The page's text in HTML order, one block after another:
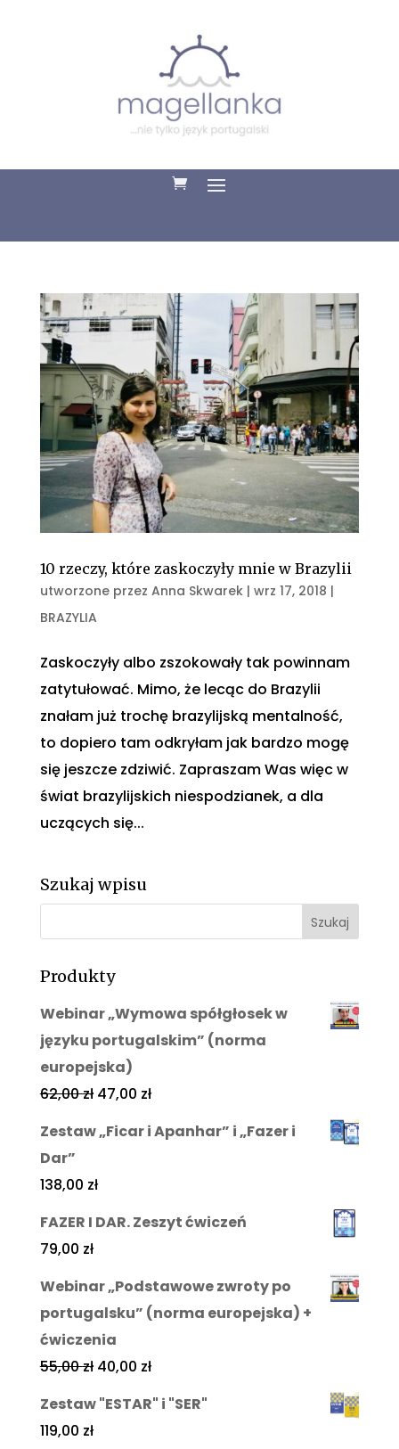
10 rzeczy, które zaskoczyły mnie w Brazylii
utworzone przez Anna Skwarek| wrz 17, 2018 |
BRAZYLIA
Zaskoczyły albo zszokowały tak powinnam
zatytułować. Mimo, że lecąc do Brazylii
znałam już trochę brazylijską mentalność,
to dopiero tam odkryłam jak bardzo mogę
się jeszcze zdziwić. Zapraszam Was więc w
świat brazylijskich niespodzianek, a dla
uczących się...
Szukaj wpisu
Produkty
Webinar „Wymowa spółgłosek w
języku portugalskim” (norma
europejska)
62,00zł 47,00 zł
Zestaw „Ficar i Apanhar” i „Fazer i
Dar”
138,00 zł
FAZER I DAR. Zeszyt ćwiczeń
79,00 zł
Webinar „Podstawowe zwroty po
portugalsku” (norma europejska) +
ćwiczenia
55,00zł 40,00 zł
Zestaw "ESTAR" i "SER"
119,00 zł